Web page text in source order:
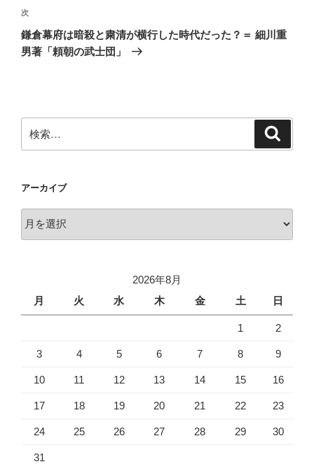
ゲ
ー
シ
次
の
投
次
鎌倉幕府は暗殺と粛清が横行した時代だった？＝ 細川重
男著「頼朝の武士団」
索:
アーカイブ
ー
2026年8月
月
火 水 木 金 土 日
1 2
3 4 5 6 7 8 9
10 11 12 13 14 15 16
17 18 19 20 21 22 23
24 25 26 27 28 29 30
31